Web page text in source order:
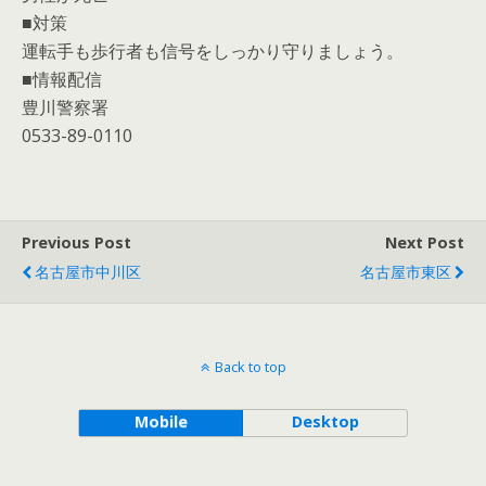
■対策
運転手も歩行者も信号をしっかり守りましょう。
■情報配信
豊川警察署
0533-89-0110
Previous Post
名古屋市中川区
Next Post
名古屋市東区
Back to top
Mobile Desktop